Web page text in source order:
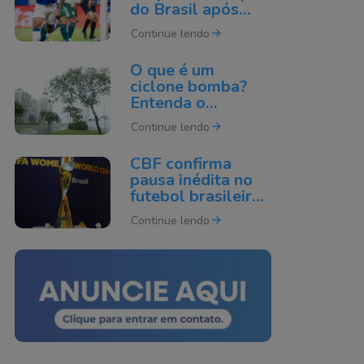
do Brasil após
derrota para o
Cruzeiro
Continue lendo
O que é um
ciclone bomba?
Entenda o
fenômeno que
pode atingir o Sul
Continue lendo
CBF confirma
pausa inédita no
futebol brasileiro
por causa da Copa
do Mundo de 2027
Continue lendo